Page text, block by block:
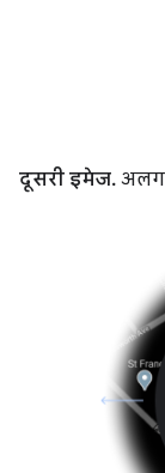
दूसरी इमेज.